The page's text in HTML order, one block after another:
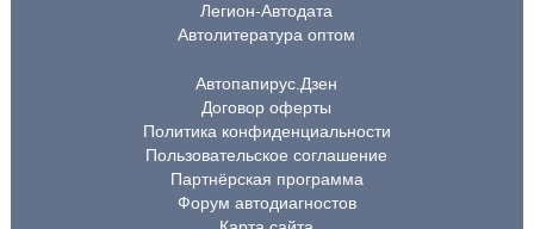
Легион-Автодата
Автолитература оптом
Автопапирус.Дзен
Договор оферты
Политика конфиденциальности
Пользовательское соглашение
Партнёрская программа
Форум автодиагностов